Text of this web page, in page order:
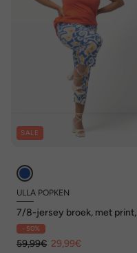
SALE
ULLA POPKEN
7/8-jersey broek, met print,
wijde pijpen, elastische
tailleband
- 50%
59,99€ 29,99€